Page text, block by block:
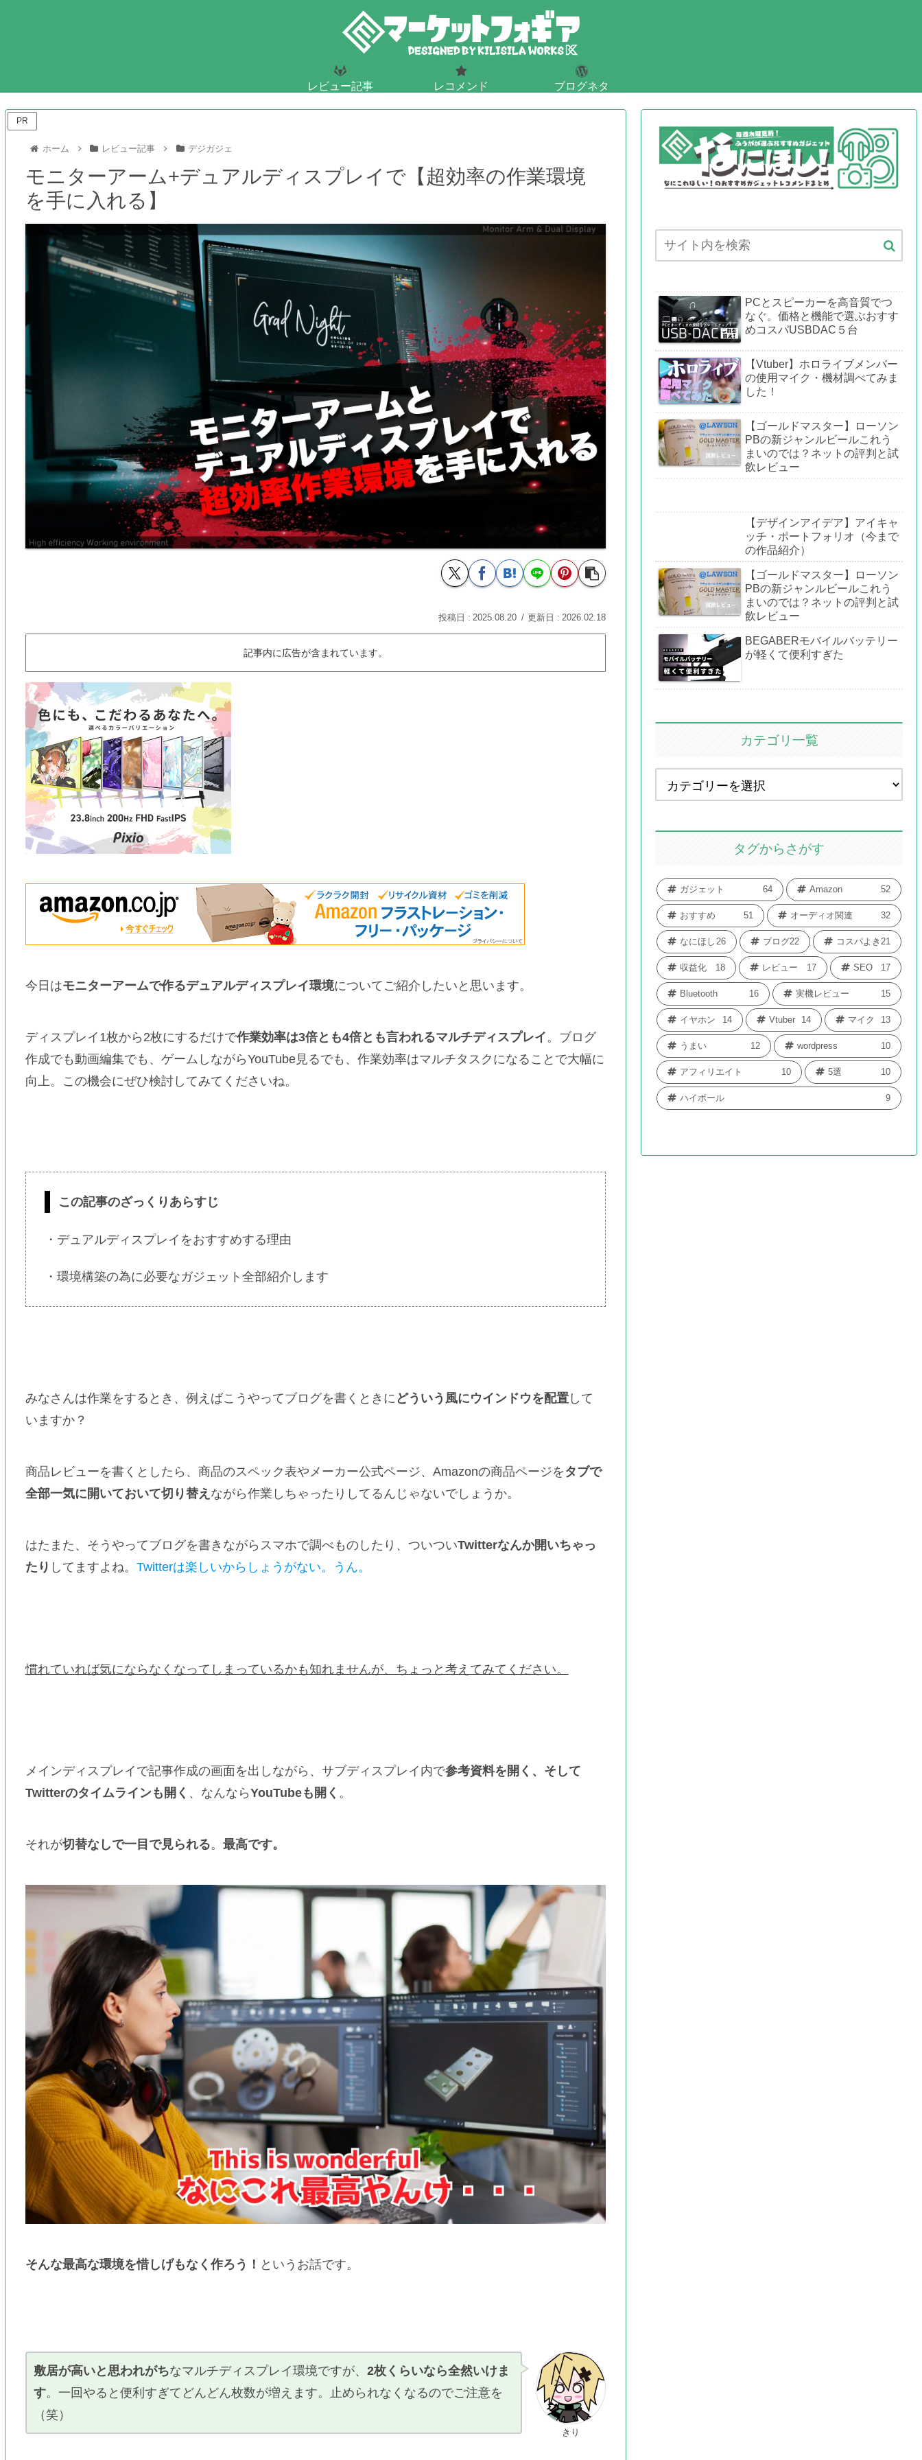
レビュー記事
ガジェットや酒のレビュー
レコメンド
おすすめ
ブログネタ
ブログデザイン・SEO
PR
ホーム レビュー記事 デジガジェ
モニターアーム+デュアルディスプレイで【超効率の作業環境
を手に入れる】
2025.08.20 2026.02.18
記事内に広告が含まれています。
今日はモニターアームで作るデュアルディスプレイ環境についてご紹介したいと思います。
ディスプレイ1枚から2枚にするだけで作業効率は3倍とも4倍とも言われるマルチディスプレイ。ブログ
作成でも動画編集でも、ゲームしながらYouTube見るでも、作業効率はマルチタスクになることで大幅に
向上。この機会にぜひ検討してみてくださいね。
この記事のざっくりあらすじ
・デュアルディスプレイをおすすめする理由
・環境構築の為に必要なガジェット全部紹介します
みなさんは作業をするとき、例えばこうやってブログを書くときに どういう風にウインドウを配置して
いますか？
商品レビューを書くとしたら、商品のスペック表やメーカー公式ページ、Amazonの商品ページを タブで
全部一気に開いておいて切り替え ながら作業しちゃったりしてるんじゃないでしょうか。
はたまた、そうやってブログを書きながらスマホで調べものしたり、ついついTwitterなんか開いちゃっ
たり してますよね。 Twitterは楽しいからしょうがない。うん。
慣れていれば気にならなくなってしまっているかも知れませんが、ちょっと考えてみてください。
メインディスプレイで記事作成の画面を出しながら、サブディスプレイ内で参考資料を開く、そして
Twitterのタイムラインも開く 、なんならYouTubeも開く 。
それが切替なしで一目で見られる。 最高です。
そんな最高な環境を惜しげもなく作ろう！ というお話です。
きり
敷居が高いと思われがちなマルチディスプレイ環境ですが、 2枚くらいなら全然いけま
す。一回やると便利すぎてどんどん枚数が増えます。止められなくなるのでご注意を
（笑）
PCとスピーカーを高音質でつ
なぐ。価格と機能で選ぶおすす
めコスパUSBDAC５台
【Vtuber】ホロライブメンバー
の使用マイク・機材調べてみま
した！
【ゴールドマスター】ローソン
PBの新ジャンルビールこれう
まいのでは？ネットの評判と試
飲レビュー
【デザインアイデア】アイキャ
ッチ・ポートフォリオ（今まで
の作品紹介）
【ゴールドマスター】ローソン
PBの新ジャンルビールこれう
まいのでは？ネットの評判と試
飲レビュー
BEGABERモバイルバッテリー
が軽くて便利すぎた
カテゴリ一覧
タグからさがす
ガジェット 64 Amazon 52
おすすめ 51 オーディオ関連 32
なにほし 26 ブログ22 コスパよき21
収益化 18 レビュー 17 SEO 17
Bluetooth 16 実機レビュー 15
イヤホン 14 Vtuber 14 マイク 13
うまい 12 wordpress 10
アフィリエイト 10 5選 10
ハイボール 9